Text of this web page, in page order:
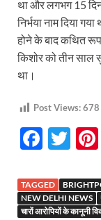
था और लगभग 15 दिन
निर्भया नाम दिया
होने के बाद कथित
किशोर को तीन साल
था।
Post Views:678
F
e
b
T
itt
er
TAGGED
NEW DELHI NEWS
चारों आरोपियों के कानूनी